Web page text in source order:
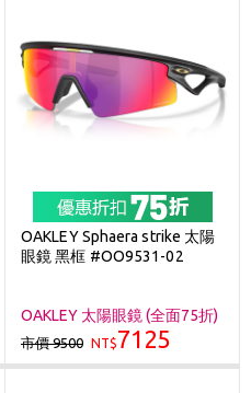
OAKLEY Sphaera strike 太陽
眼鏡 黑框 #OO9531-02
OAKLEY 太陽眼鏡 (全面75折)
市價 9500 NT$7125